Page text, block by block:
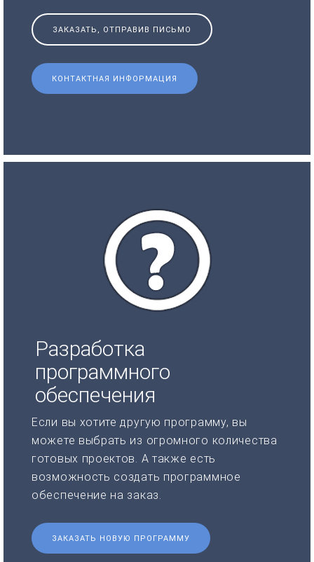
ЗАКАЗАТЬ, ОТПРАВИВ ПИСЬМО
КОНТАКТНАЯ ИНФОРМАЦИЯ
Разработка
программного
обеспечения
Если вы хотите другую программу, вы
можете выбрать из огромного количества
готовых проектов. А также есть
возможность создать программное
обеспечение на заказ.
ЗАКАЗАТЬ НОВУЮ ПРОГРАММУ